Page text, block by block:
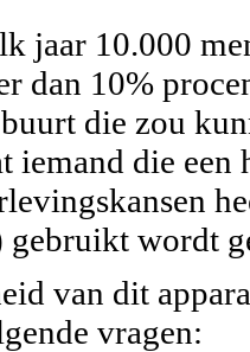
jaar 10.000
dan 10%
die zou
iemand die
wordt
van dit
vragen: